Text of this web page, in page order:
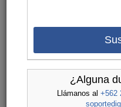
¿Alguna
Llámanos al +562